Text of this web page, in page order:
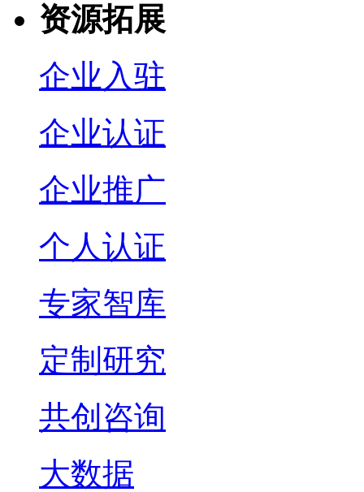
资源拓展
企业入驻
企业认证
企业推广
个人认证
专家智库
定制研究
共创咨询
大数据